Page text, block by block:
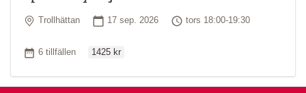
Plats
Trollhättan Startdatum
17 sep. 2026 Tid
tors 18:00-19:30
Antal tillfällen
6 tillfällen 1425 kr